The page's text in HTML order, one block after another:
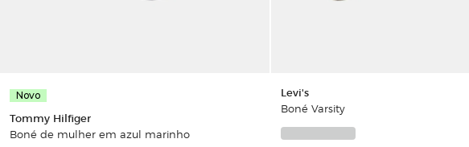
Novo
Tommy Hilfiger
Boné de mulher em azul marinho
Levi's
Boné Varsity